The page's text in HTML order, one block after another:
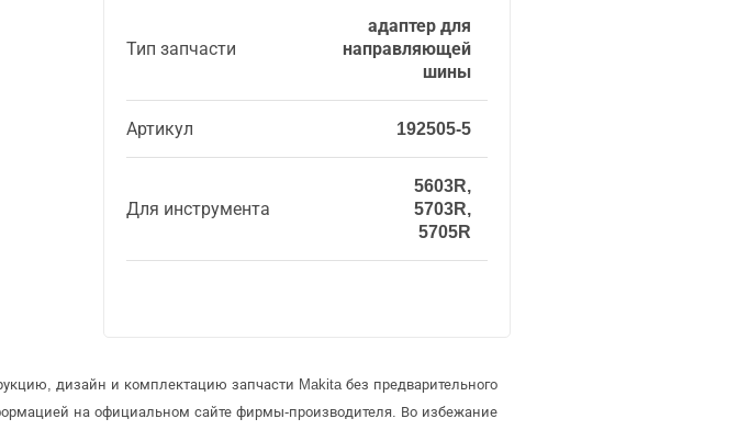
Тип запчасти
адаптер для
направляющей
шины
Артикул 192505-5
Для инструмента
5603R,
5703R,
5705R
дизайн и комплектацию запчасти Makita без предварительного
на официальном сайте фирмы-производителя. Во избежание